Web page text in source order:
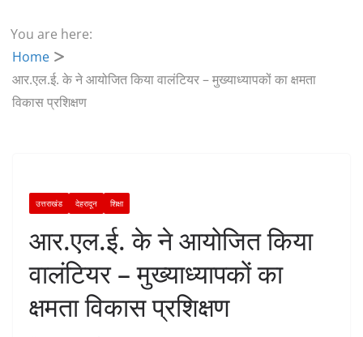
You are here:
Home
आर.एल.ई. के ने आयोजित किया वालंटियर – मुख्याध्यापकों का क्षमता
विकास प्रशिक्षण
उत्तराखंड देहरादून शिक्षा
आर.एल.ई. के ने आयोजित किया
वालंटियर – मुख्याध्यापकों का
क्षमता विकास प्रशिक्षण